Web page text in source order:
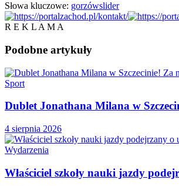
Słowa kluczowe: gorzówslider
R E K L A M A
Podobne artykuły
Sport
Dublet Jonathana Milana w
4 sierpnia 2026
Wydarzenia
Właściciel szkoły nauki jazdy